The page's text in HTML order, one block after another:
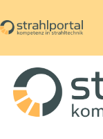
Inhalt